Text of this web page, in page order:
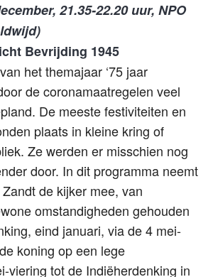
21.35-22.20 uur, NPO
Bevrijding 1945
het themajaar ‘75 jaar
de coronamaatregelen veel
De meeste festiviteiten en
plaats in kleine kring of
Ze werden er misschien nog
door. In dit programma neemt
de kijker mee, van
omstandigheden gehouden
eind januari, via de 4 mei-
koning op een lege
viering tot de Indiëherdenking in